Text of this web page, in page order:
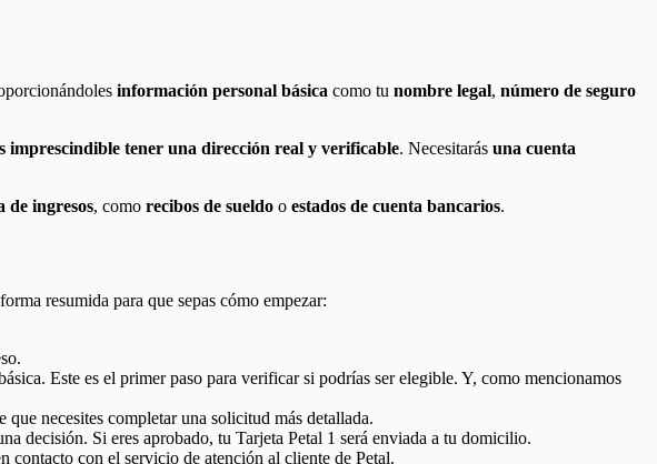
información personal básica como tu nombre legal, número de seguro
imprescindible tener una dirección real y verificable. Necesitarás una cuenta
de ingresos, como recibos de sueldo o estados de cuenta bancarios.
resumida para que sepas cómo empezar:
Este es el primer paso para verificar si podrías ser elegible. Y, como mencionamos
necesites completar una solicitud más detallada.
decisión. Si eres aprobado, tu Tarjeta Petal 1 será enviada a tu domicilio.
contacto con el servicio de atención al cliente de Petal.